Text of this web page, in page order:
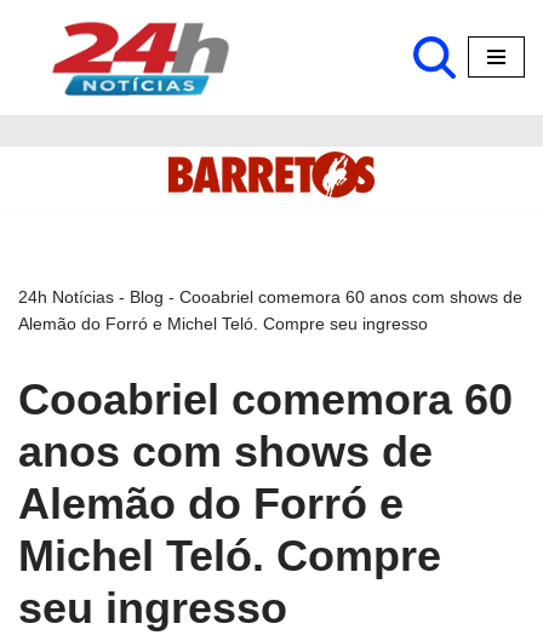
Pular
24h Notícias - Blog - Cooabriel comemora 60 anos com shows de
Alemão do Forró e Michel Teló. Compre seu ingresso
Cooabriel comemora 60
anos com shows de
Alemão do Forró e
Michel Teló. Compre
seu ingresso